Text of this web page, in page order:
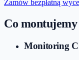
Zamów bezpłatną
Co montujemy
Monitoring